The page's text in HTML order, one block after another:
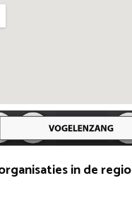
in de regio